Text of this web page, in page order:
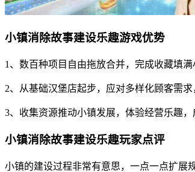
小镇消除故事建设乐趣游戏优势
1、数百种项目自由拖放合并，完成收藏填满
2、从基础汉堡店起步，应对多样化顾客需求
3、收集资源推动小镇发展，体验经营乐趣，
小镇消除故事建设乐趣玩家点评
小镇的建设过程非常有意思，一点一点扩展